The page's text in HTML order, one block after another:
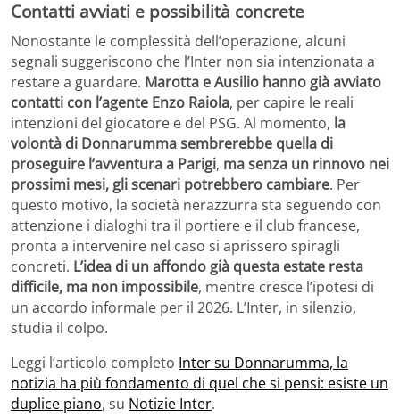
Contatti avviati e possibilità concrete
Nonostante le complessità dell’operazione, alcuni
segnali suggeriscono che l’Inter non sia intenzionata a
restare a guardare. Marotta e Ausilio hanno già avviato
contatti con l’agente Enzo Raiola, per capire le reali
intenzioni del giocatore e del PSG. Al momento, la
volontà di Donnarumma sembrerebbe quella di
proseguire l’avventura a Parigi, ma senza un rinnovo nei
prossimi mesi, gli scenari potrebbero cambiare. Per
questo motivo, la società nerazzurra sta seguendo con
attenzione i dialoghi tra il portiere e il club francese,
pronta a intervenire nel caso si aprissero spiragli
concreti. L’idea di un affondo già questa estate resta
difficile, ma non impossibile, mentre cresce l’ipotesi di
un accordo informale per il 2026. L’Inter, in silenzio,
studia il colpo.
Leggi l’articolo completo Inter su Donnarumma, la
notizia ha più fondamento di quel che si pensi: esiste un
duplice piano, su Notizie Inter.